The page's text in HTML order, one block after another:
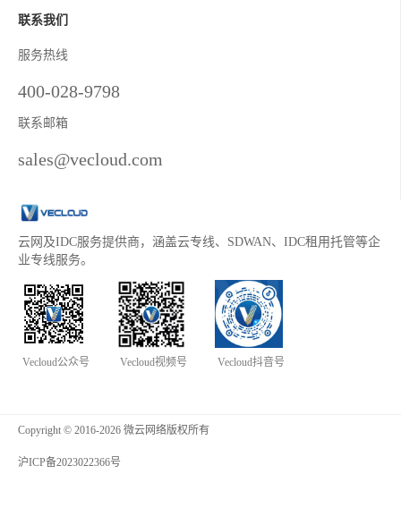
联系我们
服务热线
400-028-9798
联系邮箱
sales@vecloud.com
云网及IDC服务提供商，涵盖云专线、SDWAN、IDC租用托管等企
业专线服务。
Vecloud公众号 Vecloud视频号 Vecloud抖音号
Copyright © 2016-2026 微云网络版权所有
沪ICP备2023022366号